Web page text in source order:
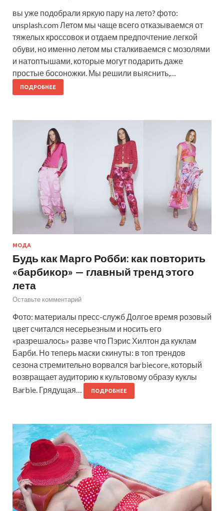
вы уже подобрали яркую пару на лето? фото:
unsplash.com Летом мы чаще всего отказываемся от
тяжелых кроссовок и отдаем предпочтение легкой
обуви, но именно летом мы сталкиваемся с мозолями
и натоптышами, которые могут подарить даже
простые босоножки. Мы решили выяснить,…
ПОДРОБНЕЕ
МОДА
Будь как Марго Робби: как повторить
«барбикор» — главный тренд этого
лета
Оставьте комментарий
Фото: материалы пресс-служб Долгое время розовый
цвет считался несерьезным и носить его
«разрешалось» разве что Пэрис Хилтон да куклам
Барби. Но теперь маски скинуты: в топ трендов
сезона стремительно ворвался barbiecore, который
возвращает аудиторию к культовому образу куклы
Barbie. Грядущая…
ПОДРОБНЕЕ